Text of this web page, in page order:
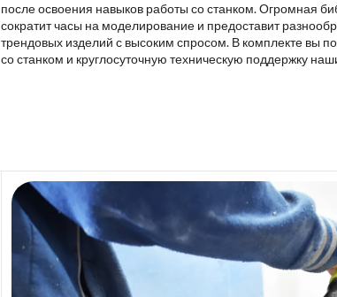
после освоения навыков работы со станком. Огромная
сократит часы на моделирование и предоставит
трендовых изделий с высоким спросом. В комплекте вы
со станком и круглосуточную техническую поддержку